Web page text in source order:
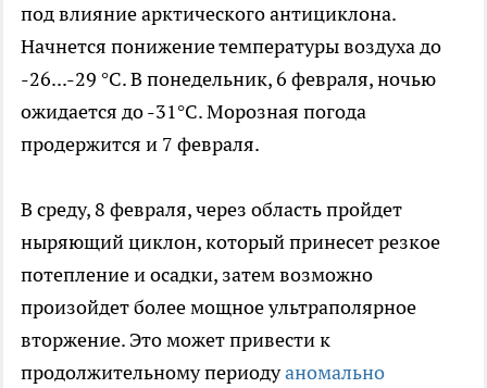
под влияние арктического антициклона.
Начнется понижение температуры воздуха до
-26...-29 °C. В понедельник, 6 февраля, ночью
ожидается до -31°C. Морозная погода
продержится и 7 февраля.
В среду, 8 февраля, через область пройдет
ныряющий циклон, который принесет резкое
потепление и осадки, затем возможно
произойдет более мощное ультраполярное
вторжение. Это может привести к
продолжительному периодуаномально